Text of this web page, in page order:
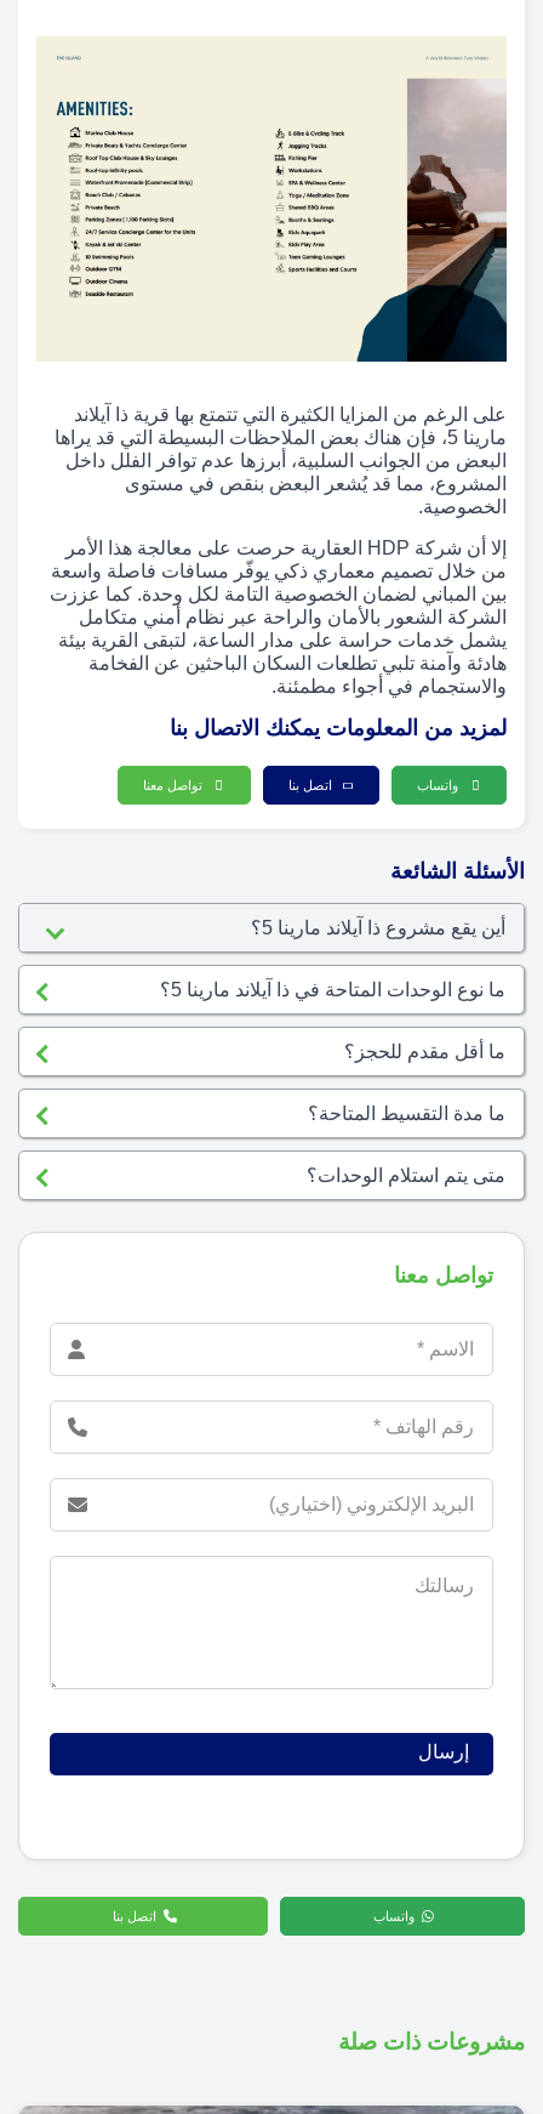
على الرغم من المزايا الكثيرة التي تتمتع بها قرية ذا آيلاند
مارينا 5، فإن هناك بعض الملاحظات البسيطة التي قد يراها
البعض من الجوانب السلبية، أبرزها عدم توافر الفلل داخل
المشروع، مما قد يُشعر البعض بنقص في مستوى
الخصوصية.
إلا أن شركة HDP العقارية حرصت على معالجة هذا الأمر
من خلال تصميم معماري ذكي يوفّر مسافات فاصلة واسعة
بين المباني لضمان الخصوصية التامة لكل وحدة. كما عززت
الشركة الشعور بالأمان والراحة عبر نظام أمني متكامل
يشمل خدمات حراسة على مدار الساعة، لتبقى القرية بيئة
هادئة وآمنة تلبي تطلعات السكان الباحثين عن الفخامة
والاستجمام في أجواء مطمئنة.
لمزيد من المعلومات يمكنك الاتصال بنا
واتساب اتصل بنا تواصل معنا
الأسئلة الشائعة
أين يقع مشروع ذا آيلاند مارينا 5؟
ما نوع الوحدات المتاحة في ذا آيلاند مارينا 5؟
ما أقل مقدم للحجز؟
ما مدة التقسيط المتاحة؟
متى يتم استلام الوحدات؟
تواصل معنا
واتساب اتصل بنا
مشروعات ذات صلة